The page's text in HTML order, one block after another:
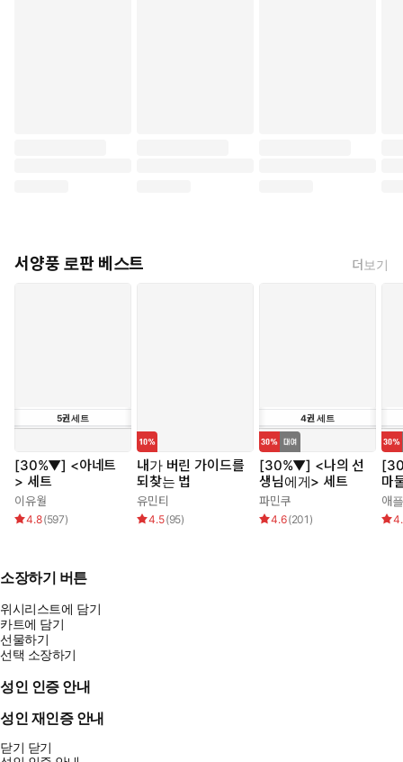
서양풍 로판 베스트 더보기
5권세트
[30%▼] <아네트
> 세트
이유월
4.8(597)
내가 버린 가이드를
되찾는 법
유민티
4.5(95)
4권세트
[30%▼] <나의 선
생님에게> 세트
파민쿠
4.6(201 )
마
애
소장하기 버튼
위시리스트에 담기
카트에 담기
선물하기
선택 소장하기
성인 인증 안내
성인 재인증 안내
닫기 닫기